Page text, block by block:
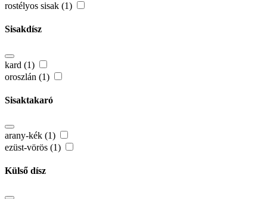
rostélyos sisak (1)
Sisakdísz
kard (1)
oroszlán (1)
Sisaktakaró
arany-kék (1)
ezüst-vörös (1)
Külső dísz